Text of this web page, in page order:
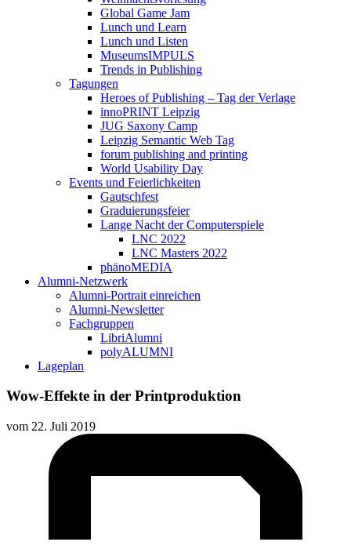
Global Game Jam
Lunch und Learn
Lunch und Listen
MuseumsIMPULS
Trends in Publishing
Tagungen
Heroes of Publishing – Tag der Verlage
innoPRINT Leipzig
JUG Saxony Camp
Leipzig Semantic Web Tag
forum publishing and printing
World Usability Day
Events und Feierlichkeiten
Gautschfest
Graduierungsfeier
Lange Nacht der Computerspiele
LNC 2022
LNC Masters 2022
phänoMEDIA
Alumni-Netzwerk
Alumni-Portrait einreichen
Alumni-Newsletter
Fachgruppen
LibriAlumni
polyALUMNI
Lageplan
Wow-Effekte in der Printproduktion
vom 22. Juli 2019